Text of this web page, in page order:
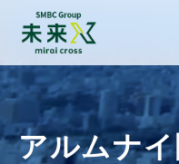
アルムナ